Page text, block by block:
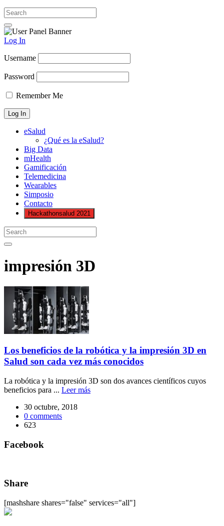
Log In
Username
Password
Remember Me
eSalud
¿Qué es la eSalud?
Big Data
mHealth
Gamificación
Telemedicina
Wearables
Simposio
Contacto
Hackathonsalud 2021
impresión 3D
Los beneficios de la robótica y la impresión 3D en
Salud son cada vez más conocidos
La robótica y la impresión 3D son dos avances científicos cuyos
beneficios para ... Leer más
30 octubre, 2018
0 comments
623
Facebook
Share
[mashshare shares="false" services="all"]